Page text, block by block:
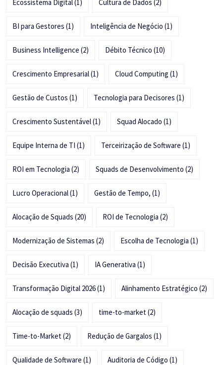
Ecossistema Digital(1) Cultura de Dados (2)
BI para Gestores (1) Inteligência de Negócio (1)
Business Intelligence (2) Débito Técnico (10)
Crescimento Empresarial(1) Cloud Computing (1)
Gestão de Custos (1) Tecnologia para Decisores (1)
Crescimento Sustentável(1) Squad Alocado (1)
Equipe Interna de TI (1) Terceirização de Software (1)
ROI em Tecnologia (2) Squads de Desenvolvimento (2)
Lucro Operacional(1) Gestão de Tempo, (1)
Alocação de Squads (20) ROI de Tecnologia (2)
Modernização de Sistemas (2) Escolha de Tecnologia (1)
Decisão Executiva (1) IA Generativa (1)
Transformação Digital 2026(1) Alinhamento Estratégico (2)
Alocação de squads (3) time-to-market (2)
Time-to-Market (2) Redução de Gargalos (1)
Qualidade de Software (1) Auditoria de Código (1)